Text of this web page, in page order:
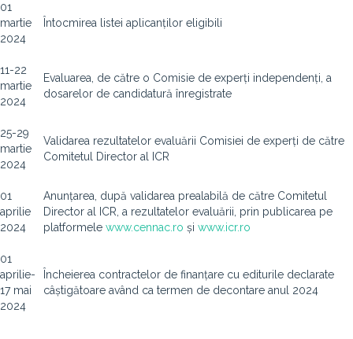
01
martie
2024
Întocmirea listei aplicanților eligibili
11-22
martie
2024
Evaluarea, de către o Comisie de experți independenți, a
dosarelor de candidatură înregistrate
25-29
martie
2024
Validarea rezultatelor evaluării Comisiei de experți de către
Comitetul Director al ICR
01
aprilie
2024
Anunțarea, după validarea prealabilă de către Comitetul
Director al ICR, a rezultatelor evaluării, prin publicarea pe
platformele www.cennac.ro și www.icr.ro
01
aprilie-
17 mai
2024
Încheierea contractelor de finanțare cu editurile declarate
câștigătoare având ca termen de decontare anul 2024